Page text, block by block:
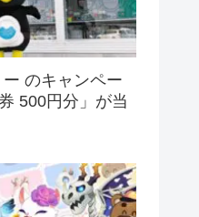
のキャンペー
500円分」が当